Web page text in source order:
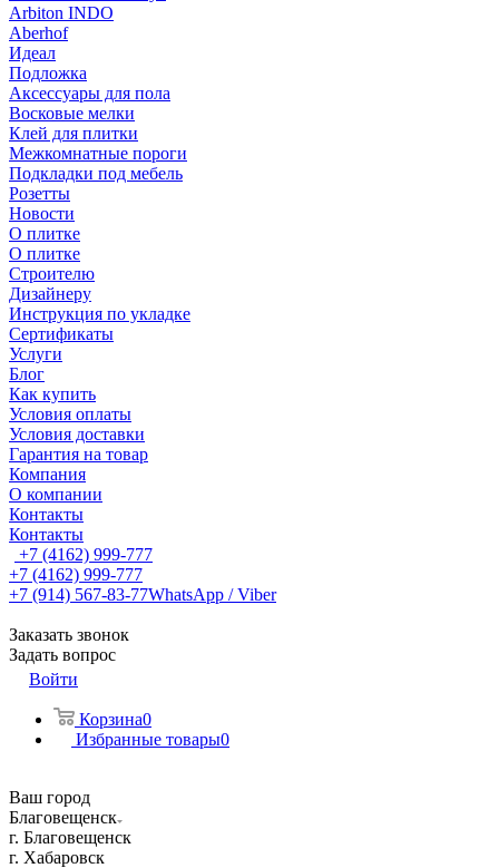
Arbiton INDO
Aberhof
Идеал
Подложка
Аксессуары для пола
Восковые мелки
Клей для плитки
Межкомнатные пороги
Подкладки под мебель
Розетты
Новости
О плитке
О плитке
Строителю
Дизайнеру
Инструкция по укладке
Сертификаты
Услуги
Блог
Как купить
Условия оплаты
Условия доставки
Гарантия на товар
Компания
О компании
Контакты
Контакты
+7 (4162) 999-777
+7 (4162) 999-777
+7 (914) 567-83-77WhatsApp / Viber
Заказать звонок
Задать вопрос
Войти
Корзина0
Избранные товары0
Ваш город
Благовещенск
г. Благовещенск
г. Хабаровск